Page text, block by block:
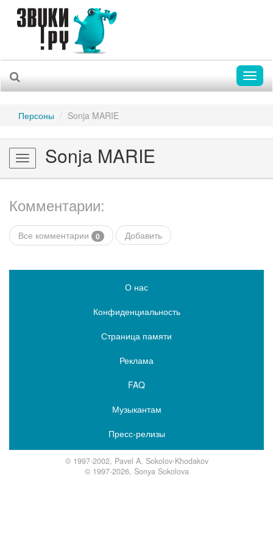
Персоны Sonja MARIE
Toggle
navigation
Sonja MARIE
Комментарии:
Все комментарии 0 Добавить
О нас
Конфиденциальность
Страница памяти
Реклама
FAQ
Музыкантам
Пресс-релизы
© 1997-2002, Pavel A. Sokolov-Khodakov
© 1997-2026, Sonya Sokolova